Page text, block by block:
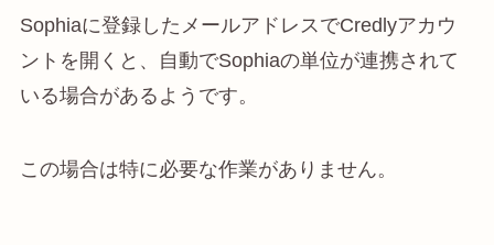
Sophiaに登録したメールアドレスでCredlyアカウ
ントを開くと、自動でSophiaの単位が連携されて
いる場合があるようです。
この場合は特に必要な作業がありません。